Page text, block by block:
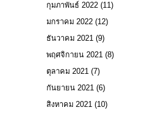
กุมภาพันธ์ 2022 (11)
มกราคม 2022 (12)
ธันวาคม 2021 (9)
พฤศจิกายน 2021 (8)
ตุลาคม 2021 (7)
กันยายน 2021 (6)
สิงหาคม 2021 (10)